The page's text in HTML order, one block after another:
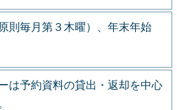
則毎月第３木曜）、年末年始
は予約資料の貸出・返却を中心